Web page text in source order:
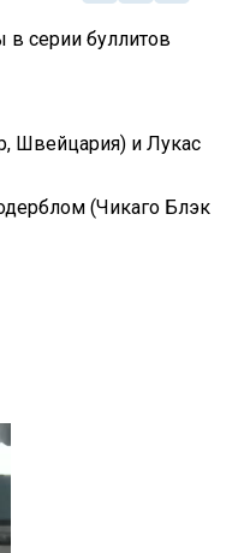
серии буллитов
Швейцария) и Лукас
(Чикаго Блэк